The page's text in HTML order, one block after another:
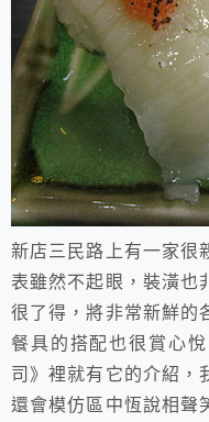
新店三民路上有一家很
表雖然不起眼，裝潢也
很了得，將非常新鮮的
餐具的搭配也很賞心
司》裡就有它的介紹，
還會模仿區中恆說相聲